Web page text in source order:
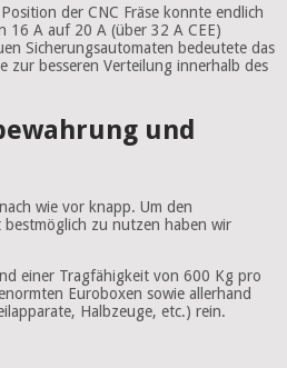
der CNC Fräse konnte endlich
16 A auf 20 A (über 32 A CEE)
Sicherungsautomaten bedeutete das
zur besseren Verteilung innerhalb des
und
wie vor knapp. Um den
zu nutzen haben wir
einer Tragfähigkeit von 600 Kg pro
Euroboxen sowie allerhand
Halbzeuge, etc.) rein.